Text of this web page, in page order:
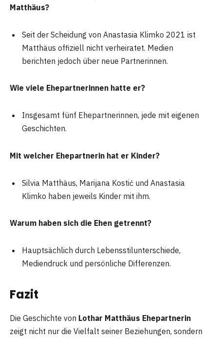
Matthäus?
Seit der Scheidung von Anastasia Klimko 2021 ist
Matthäus offiziell nicht verheiratet. Medien
berichten jedoch über neue Partnerinnen.
Wie viele Ehepartnerinnen hatte er?
Insgesamt fünf Ehepartnerinnen, jede mit eigenen
Geschichten.
Mit welcher Ehepartnerin hat er Kinder?
Silvia Matthäus, Marijana Kostić und Anastasia
Klimko haben jeweils Kinder mit ihm.
Warum haben sich die Ehen getrennt?
Hauptsächlich durch Lebensstilunterschiede,
Mediendruck und persönliche Differenzen.
Fazit
Die Geschichte von Lothar Matthäus Ehepartnerin
zeigt nicht nur die Vielfalt seiner Beziehungen, sondern